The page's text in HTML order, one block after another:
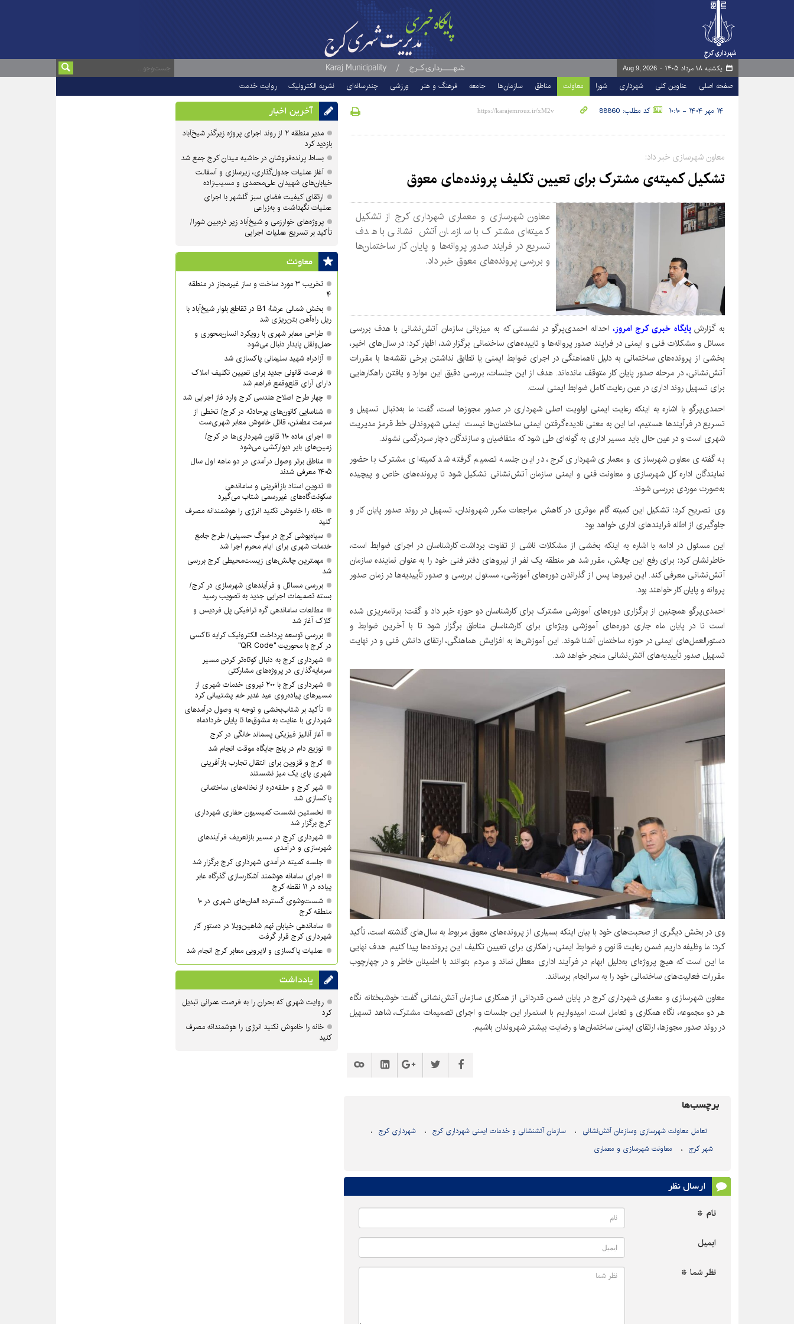
یکشنبه ۱۸ مرداد ۱۴۰۵ - Aug 9, 2026
صفحه اصلی عناوین کلی شهرداری شورا معاونت مناطق سازمان‌ها جامعه فرهنگ و هنر ورزشی چندرسانه‌ای نشریه الکترونیک روایت خدمت
۱۴ مهر ۱۴۰۴ - ۱۰:۱۰ کد مطلب: 88860
معاون شهرسازی خبر داد:
تشکیل کمیته‌ی مشترک برای تعیین تکلیف پرونده‌های معوق
معاون شهرسازی و معماری شهرداری کرج از تشکیل
کمیته‌ای مشترک با سازمان آتش نشانی با هدف
تسریع در فرایند صدور پروانه‌ها و پایان کار ساختمان‌ها
و بررسی پرونده‌های معوق خبر داد.
به گزارشپایگاه خبری کرج امروز، احداله احمدی‌پرگو در نشستی که به میزبانی سازمان آتش‌نشانی با هدف بررسی
مسائل و مشکلات فنی و ایمنی در فرایند صدور پروانه‌ها و تاییده‌های ساختمانی برگزار شد، اظهار کرد: در سال‌های اخیر،
بخشی از پرونده‌های ساختمانی به دلیل ناهماهنگی در اجرای ضوابط ایمنی یا تطابق نداشتن برخی نقشه‌ها با مقررات
آتش‌نشانی، در مرحله صدور پایان کار متوقف مانده‌اند. هدف از این جلسات، بررسی دقیق این موارد و یافتن راهکارهایی
برای تسهیل روند اداری در عین رعایت کامل ضوابط ایمنی است.
احمدی‌پرگو با اشاره به اینکه رعایت ایمنی اولویت اصلی شهرداری در صدور مجوزها است، گفت: ما به‌دنبال تسهیل و
تسریع در فرآیندها هستیم، اما این به معنی نادیده‌گرفتن ایمنی ساختمان‌ها نیست. ایمنی شهروندان خط قرمز مدیریت
شهری است و در عین حال باید مسیر اداری به گونه‌ای طی شود که متقاضیان و سازندگان دچار سردرگمی نشوند.
به گفته‌ی معاون شهرسازی و معماری شهرداری کرج، در این جلسه تصمیم گرفته شد کمیته‌ای مشترک با حضور
نمایندگان اداره کل شهرسازی و معاونت فنی و ایمنی سازمان آتش‌نشانی تشکیل شود تا پرونده‌های خاص و پیچیده
به‌صورت موردی بررسی شوند.
وی تصریح کرد: تشکیل این کمیته گام موثری در کاهش مراجعات مکرر شهروندان، تسهیل در روند صدور پایان کار و
جلوگیری از اطاله فرایندهای اداری خواهد بود.
این مسئول در ادامه با اشاره به اینکه بخشی از مشکلات ناشی از تفاوت برداشت کارشناسان در اجرای ضوابط است،
خاطرنشان کرد: برای رفع این چالش، مقرر شد هر منطقه یک نفر از نیروهای دفتر فنی خود را به عنوان نماینده سازمان
آتش‌نشانی معرفی ‌کند. این نیروها پس از گذراندن دوره‌های آموزشی، مسئول بررسی و صدور تأییدیه‌ها در زمان صدور
پروانه و پایان کار خواهند بود.
احمدی‌پرگو همچنین از برگزاری دوره‌های آموزشی مشترک برای کارشناسان دو حوزه خبر داد و گفت: برنامه‌ریزی شده
است تا در پایان ماه جاری دوره‌های آموزشی ویژه‌ای برای کارشناسان مناطق برگزار شود تا با آخرین ضوابط و
دستورالعمل‌های ایمنی در حوزه ساختمان آشنا شوند. این آموزش‌ها به افزایش هماهنگی، ارتقای دانش فنی و در نهایت
تسهیل صدور تأییدیه‌های آتش‌نشانی منجر خواهد شد.
وی در بخش دیگری از صحبت‌های خود با بیان اینکه بسیاری از پرونده‌های معوق مربوط به سال‌های گذشته است، تأکید
کرد: ما وظیفه داریم ضمن رعایت قانون و ضوابط ایمنی، راهکاری برای تعیین تکلیف این پرونده‌ها پیدا کنیم. هدف نهایی
ما این است که هیچ پروژه‌ای به‌دلیل ابهام در فرآیند اداری معطل نماند و مردم بتوانند با اطمینان خاطر و در چهارچوب
مقررات فعالیت‌های ساختمانی خود را به سرانجام برسانند.
معاون شهرسازی و معماری شهرداری کرج در پایان ضمن قدردانی از همکاری سازمان آتش‌نشانی گفت: خوشبختانه نگاه
هر دو مجموعه، نگاه همکاری و تعامل است. امیدواریم با استمرار این جلسات و اجرای تصمیمات مشترک، شاهد تسهیل
در روند صدور مجوزها، ارتقای ایمنی ساختمان‌ها و رضایت بیشتر شهروندان باشیم.
برچسب‌ها
تعامل معاونت شهرسازی وسازمان آتش‌نشانی سازمان آتشنشانی و خدمات ایمنی شهرداری کرج
شهرداری کرج
شهر کرج
معاونت شهرسازی و معماری
ارسال نظر
نام *
ایمیل
نظر شما *
آخرین اخبار
مدیر منطقه ۲ از روند اجرای پروژه زیرگذر شیخ‌آباد
بازدید کرد
بساط پرنده‌فروشان در حاشیه میدان کرج جمع شد
آغاز عملیات جدول‌گذاری، زیرسازی و آسفالت
خیابان‌های شهیدان علی‌محمدی و مسیب‌زاده
ارتقای کیفیت فضای سبز گلشهر با اجرای
عملیات نگهداشت و به‌زراعی
پروژه‌های خوارزمی و شیخ‌آباد زیر ذره‌بین شورا/
تأکید بر تسریع عملیات اجرایی
معاونت
تخریب ۳ مورد ساخت و ساز غیرمجاز در منطقه
۴
بخش شمالی عرشهٔ B1 در تقاطع بلوار شیخ‌آباد با
ریل راه‌آهن بتن‌ریزی شد
طراحی معابر شهری با رویکرد انسان‌محوری و
حمل‌ونقل پایدار دنبال می‌شود
آزادراه شهید سلیمانی پاکسازی شد
فرصت قانونی جدید برای تعیین تکلیف املاک
دارای آرای قلع‌وقمع فراهم شد
چهار طرح اصلاح هندسی کرج وارد فاز اجرایی شد
شناسایی کانون‌های پرحادثه در کرج/ تخطی از
سرعت مطمئن، قاتل خاموش معابر شهری‌ست
اجرای ماده ۱۱۰ قانون شهرداری‌ها در کرج/
زمین‌های بایر دیوارکشی می‌شود
مناطق برتر وصول درآمدی در دو ماهه اول سال
۱۴۰۵ معرفی شدند
تدوین اسناد بازآفرینی و ساماندهی
سکونت‌گاه‌های غیررسمی شتاب می‌گیرد
خانه را خاموش نکنید انرژی را هوشمندانه مصرف
کنید
سیاه‌پوشی کرج در سوگ حسینی/ طرح جامع
خدمات شهری برای ایام محرم اجرا شد
مهمترین چالش‌های زیست‌محیطی کرج بررسی
شد
بررسی مسائل و فرآیندهای شهرسازی در کرج/
بسته تصمیمات اجرایی جدید به تصویب رسید
مطالعات ساماندهی گره ترافیکی پل فردیس و
کلاک آغاز شد
بررسی توسعه پرداخت الکترونیک کرایه تاکسی
در کرج با محوریت "QR Code"
شهرداری کرج به دنبال کوتاه‌تر کردن مسیر
سرمایه‌گذاری در پروژه‌های مشارکتی
شهرداری کرج با ۲۰۰ نیروی خدمات شهری از
مسیرهای پیاده‌روی عید غدیر خم پشتیبانی کرد
تأکید بر شتاب‌بخشی و توجه به وصول درآمدهای
شهرداری با عنایت به مشوق‌ها تا پایان خردادماه
آغاز آنالیز فیزیکی پسماند خانگی در کرج
توزیع دام در پنج جایگاه موقت انجام شد
کرج و قزوین برای انتقال تجارب بازآفرینی
شهری پای یک میز نشستند
شهر کرج و حلقه‌دره از نخاله‌های ساختمانی
پاکسازی شد
نخستین نشست کمیسیون حفاری شهرداری
کرج برگزار شد
شهرداری کرج در مسیر بازتعریف فرآیندهای
شهرسازی و درآمدی
جلسه کمیته درآمدی شهرداری کرج برگزار شد
اجرای سامانه هوشمند آشکارسازی گذرگاه عابر
پیاده در ۱۱ نقطه کرج
شست‌وشوی گسترده المان‌های شهری در ۱۰
منطقه کرج
ساماندهی خیابان نهم شاهین‌ویلا در دستور کار
شهرداری کرج قرار گرفت
عملیات پاکسازی و لایروبی معابر کرج انجام شد
یادداشت
روایت شهری که بحران را به فرصت عمرانی تبدیل
کرد
خانه را خاموش نکنید انرژی را هوشمندانه مصرف
کنید